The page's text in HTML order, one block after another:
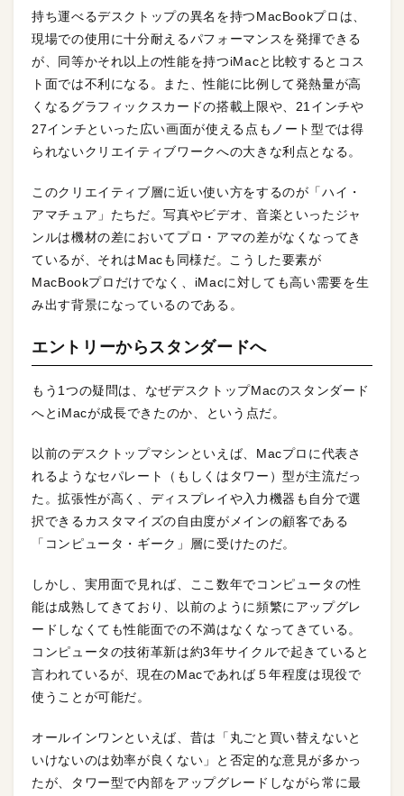
持ち運べるデスクトップの異名を持つMacBookプロは、
現場での使用に十分耐えるパフォーマンスを発揮できる
が、同等かそれ以上の性能を持つiMacと比較するとコス
ト面では不利になる。また、性能に比例して発熱量が高
くなるグラフィックスカードの搭載上限や、21インチや
27インチといった広い画面が使える点もノート型では得
られないクリエイティブワークへの大きな利点となる。
このクリエイティブ層に近い使い方をするのが「ハイ・
アマチュア」たちだ。写真やビデオ、音楽といったジャ
ンルは機材の差においてプロ・アマの差がなくなってき
ているが、それはMacも同様だ。こうした要素が
MacBookプロだけでなく、iMacに対しても高い需要を生
み出す背景になっているのである。
エントリーからスタンダードへ
もう1つの疑問は、なぜデスクトップMacのスタンダード
へとiMacが成長できたのか、という点だ。
以前のデスクトップマシンといえば、Macプロに代表さ
れるようなセパレート（もしくはタワー）型が主流だっ
た。拡張性が高く、ディスプレイや入力機器も自分で選
択できるカスタマイズの自由度がメインの顧客である
「コンピュータ・ギーク」層に受けたのだ。
しかし、実用面で見れば、ここ数年でコンピュータの性
能は成熟してきており、以前のように頻繁にアップグレ
ードしなくても性能面での不満はなくなってきている。
コンピュータの技術革新は約3年サイクルで起きていると
言われているが、現在のMacであれば５年程度は現役で
使うことが可能だ。
オールインワンといえば、昔は「丸ごと買い替えないと
いけないのは効率が良くない」と否定的な意見が多かっ
たが、タワー型で内部をアップグレードしながら常に最